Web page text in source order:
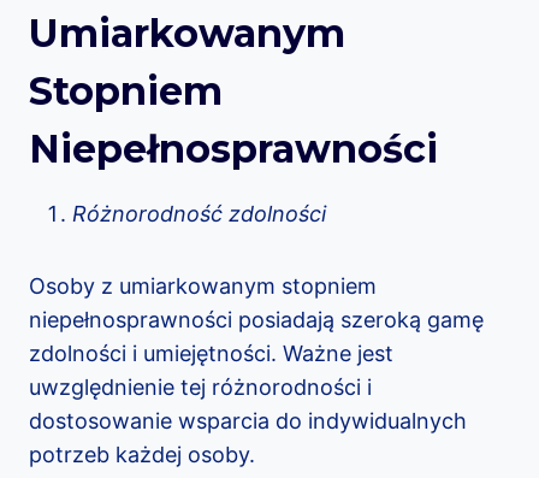
Umiarkowanym
Stopniem
Niepełnosprawności
Różnorodność zdolności
Osoby z umiarkowanym stopniem
niepełnosprawności posiadają szeroką gamę
zdolności i umiejętności. Ważne jest
uwzględnienie tej różnorodności i
dostosowanie wsparcia do indywidualnych
potrzeb każdej osoby.